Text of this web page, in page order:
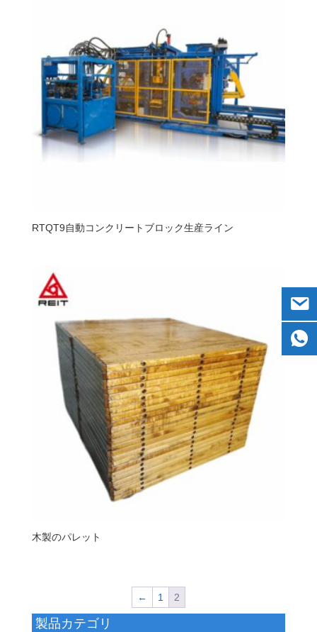
RTQT9自動コンクリートブロック生産ライン
木製のパレット
← 1 2
製品カテゴリ